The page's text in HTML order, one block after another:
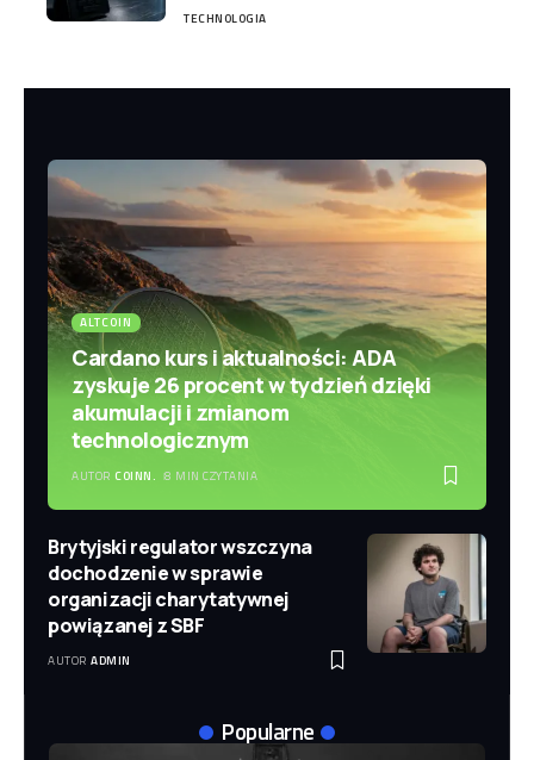
TECHNOLOGIA
ALTCOIN
Cardano kurs i aktualności: ADA
zyskuje 26 procent w tydzień dzięki
akumulacji i zmianom
technologicznym
AUTOR COINN. 8 MIN CZYTANIA
Brytyjski regulator wszczyna
dochodzenie w sprawie
organizacji charytatywnej
powiązanej z SBF
AUTOR ADMIN
Popularne